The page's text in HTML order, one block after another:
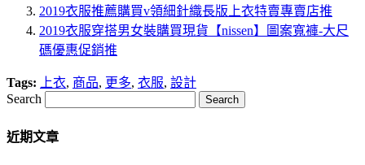
2019衣服推薦購買v領細針織長版上衣特賣專賣店推
2019衣服穿搭男女裝購買現貨【nissen】圖案寬褲-大尺
碼優惠促銷推
Tags: 上衣, 商品, 更多, 衣服, 設計
Search
近期文章